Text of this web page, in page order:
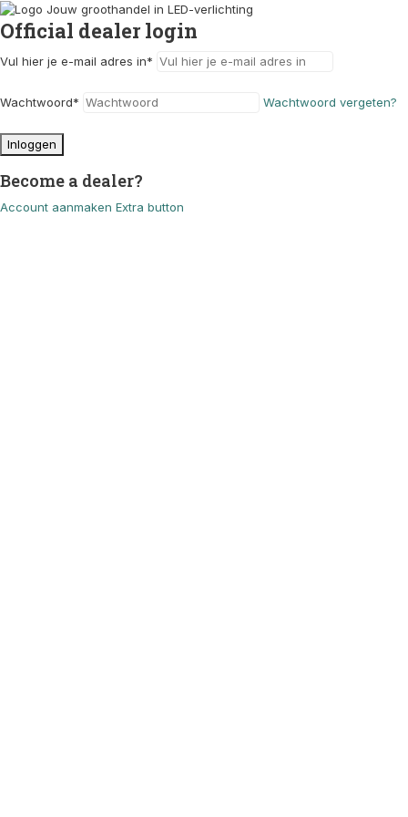
Official dealer login
Vul hier je e-mail adres in*
Wachtwoord* Wachtwoord vergeten?
Inloggen
Become a dealer?
Account aanmaken Extra button